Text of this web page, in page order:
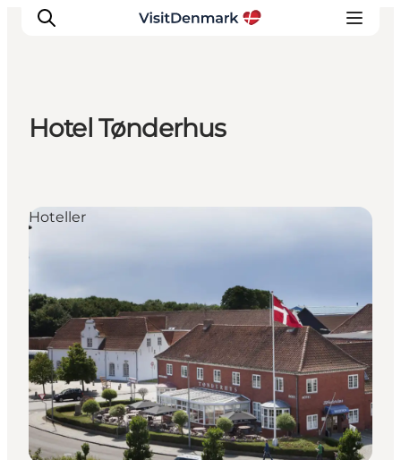
Aktiviteter
Overnatting
Planlegg reisen
Hotel Tønderhus
Hoteller